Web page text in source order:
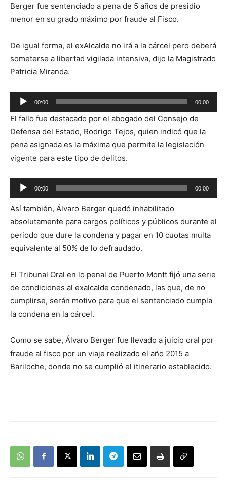
Berger fue sentenciado a pena de 5 años de presidio
menor en su grado máximo por fraude al Fisco.
De igual forma, el exAlcalde no irá a la cárcel pero deberá
someterse a libertad vigilada intensiva, dijo la Magistrado
Patricia Miranda.
Reproductor
de
audio
00:00 00:00
El fallo fue destacado por el abogado del Consejo de
Defensa del Estado, Rodrigo Tejos, quien indicó que la
pena asignada es la máxima que permite la legislación
vigente para este tipo de delitos.
Reproductor
de
audio
00:00 00:00
Así también, Álvaro Berger quedó inhabilitado
absolutamente para cargos políticos y públicos durante el
periodo que dure la condena y pagar en 10 cuotas multa
equivalente al 50% de lo defraudado.
El Tribunal Oral en lo penal de Puerto Montt fijó una serie
de condiciones al exalcalde condenado, las que, de no
cumplirse, serán motivo para que el sentenciado cumpla
la condena en la cárcel.
Como se sabe, Álvaro Berger fue llevado a juicio oral por
fraude al fisco por un viaje realizado el año 2015 a
Bariloche, donde no se cumplió el itinerario establecido.